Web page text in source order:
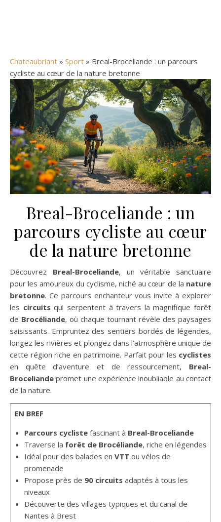
Chateaubriant » Sport » Breal-Broceliande : un parcours
cycliste au cœur de la nature bretonne
Breal-Broceliande : un
parcours cycliste au cœur
de la nature bretonne
Découvrez Breal-Broceliande, un véritable sanctuaire
pour les amoureux du cyclisme, niché au cœur de la nature
bretonne. Ce parcours enchanteur vous invite à explorer
les circuits qui serpentent à travers la magnifique forêt
de Brocéliande, où chaque tournant révèle des paysages
saisissants. Empruntez des sentiers bordés de légendes,
longez les rivières et plongez dans l’atmosphère unique de
cette région riche en patrimoine. Parfait pour les cyclistes
en quête d’aventure et de ressourcement, Breal-
Broceliande promet une expérience inoubliable au contact
de la nature.
EN BREF
Parcours cyclistefascinant à Breal-Broceliande
Traverse la forêt de Brocéliande, riche en légendes
Idéal pour des balades en VTT ou vélos de
promenade
Propose près de 90 circuits adaptés à tous les
niveaux
Découverte des villages typiques et du canal de
Nantes à Brest